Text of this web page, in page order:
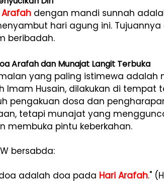
Arafah dengan mandi sunnah
hari agung ini.
beribadah.
Arafah dan Munajat Langit Terbuka
yang paling istimewa adalah
Imam Husain, dilakukan di tempat
pengakuan dosa dan
tetapi munajat yang
membuka pintu keberkahan.
bersabda:
adalah doa pada Hari Arafah."